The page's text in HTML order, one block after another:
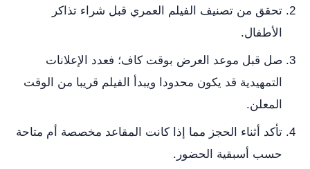
تحقق من تصنيف الفيلم العمري قبل شراء تذاكر
الأطفال.
صل قبل موعد العرض بوقت كاف؛ فعدد الإعلانات
التمهيدية قد يكون محدودا ويبدأ الفيلم قريبا من الوقت
المعلن.
تأكد أثناء الحجز مما إذا كانت المقاعد مخصصة أم متاحة
حسب أسبقية الحضور.